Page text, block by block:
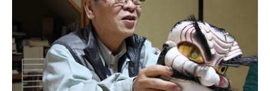
ごみ・リサイクル 防災